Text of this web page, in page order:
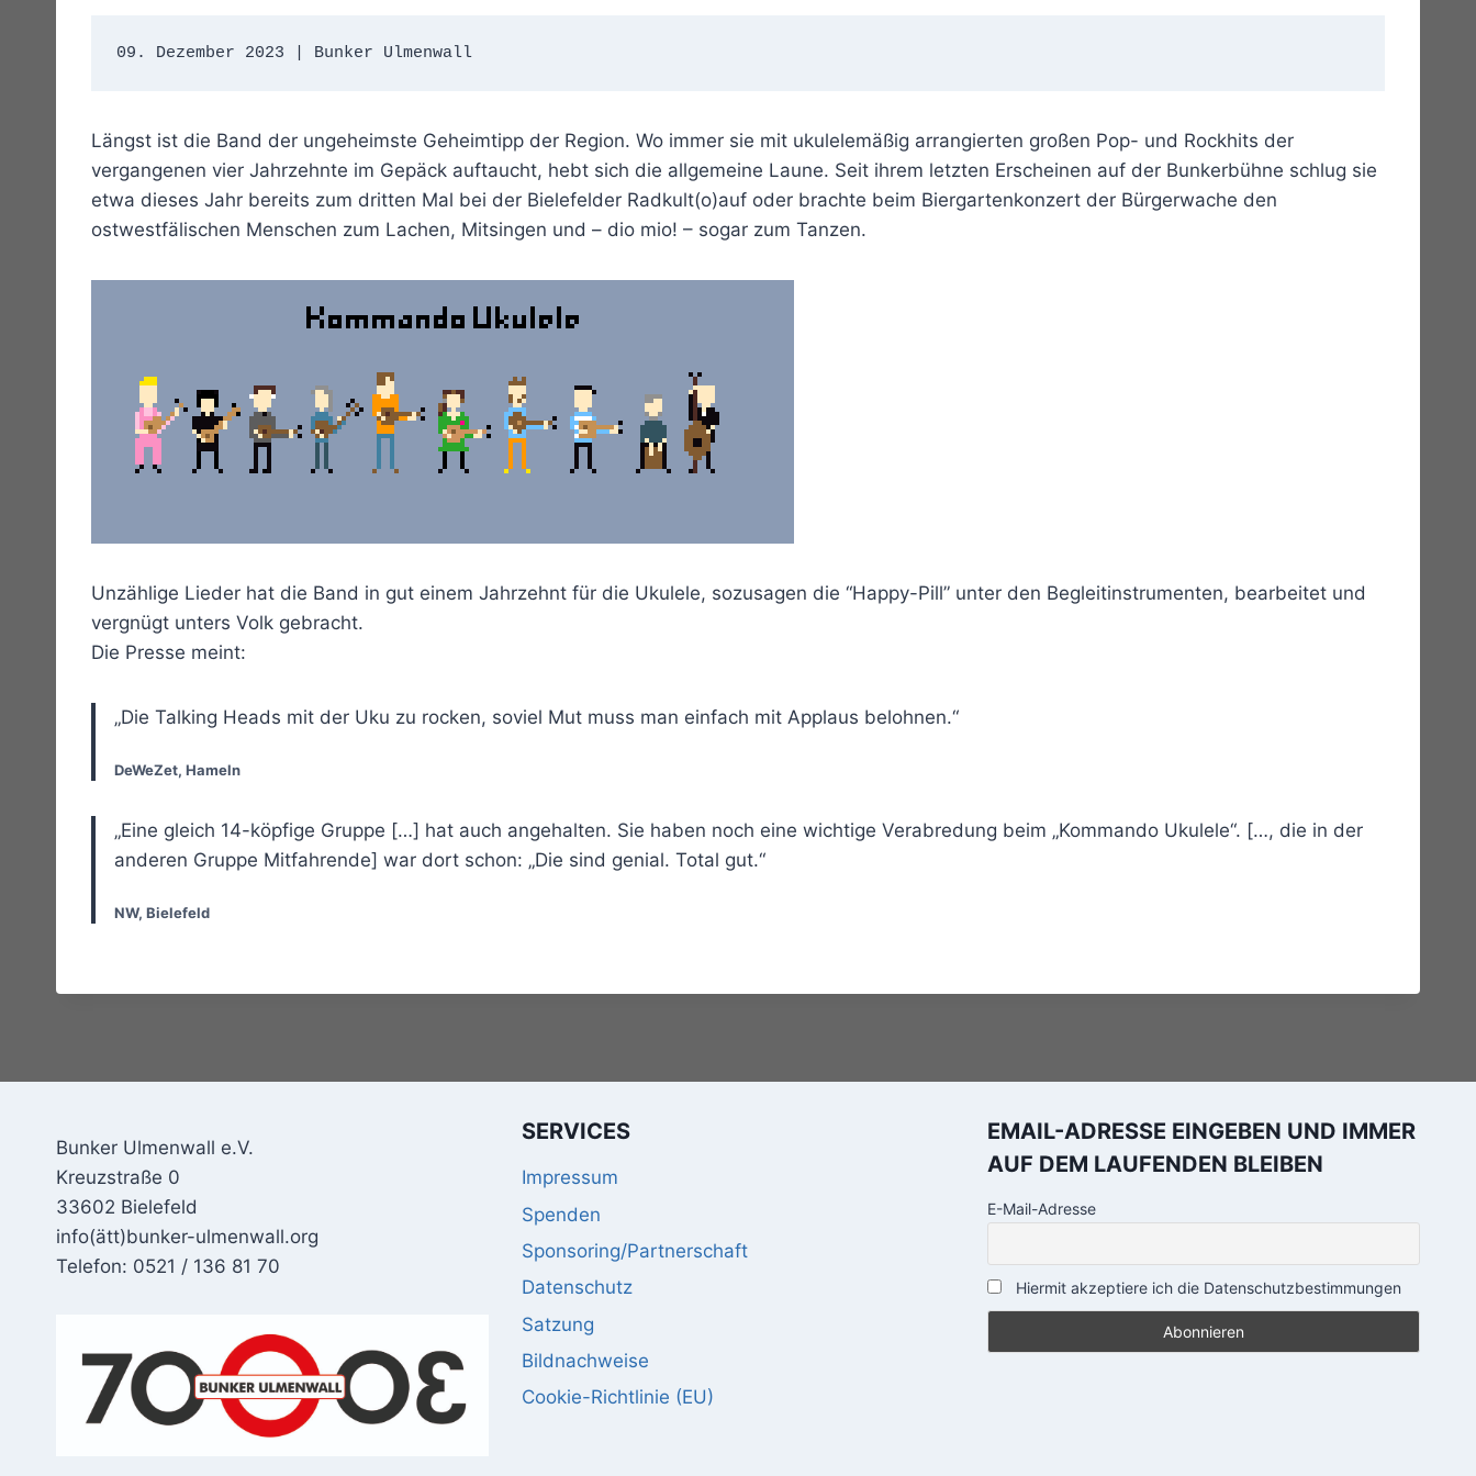
09. Dezember 2023 | Bunker Ulmenwall
Längst ist die Band der ungeheimste Geheimtipp der Region. Wo immer sie mit ukulelemäßig arrangierten großen Pop- und Rockhits der
vergangenen vier Jahrzehnte im Gepäck auftaucht, hebt sich die allgemeine Laune. Seit ihrem letzten Erscheinen auf der Bunkerbühne schlug sie
etwa dieses Jahr bereits zum dritten Mal bei der Bielefelder Radkult(o)auf oder brachte beim Biergartenkonzert der Bürgerwache den
ostwestfälischen Menschen zum Lachen, Mitsingen und – dio mio! – sogar zum Tanzen.
Unzählige Lieder hat die Band in gut einem Jahrzehnt für die Ukulele, sozusagen die “Happy-Pill” unter den Begleitinstrumenten, bearbeitet und
vergnügt unters Volk gebracht.
Die Presse meint:
„Die Talking Heads mit der Uku zu rocken, soviel Mut muss man einfach mit Applaus belohnen.“
DeWeZet, Hameln
„Eine gleich 14-köpfige Gruppe […] hat auch angehalten. Sie haben noch eine wichtige Verabredung beim „Kommando Ukulele“. […, die in der
anderen Gruppe Mitfahrende] war dort schon: „Die sind genial. Total gut.“
NW, Bielefeld
Bunker Ulmenwall e.V.
Kreuzstraße 0
33602 Bielefeld
info(ätt)bunker-ulmenwall.org
Telefon: 0521 / 136 81 70
SERVICES
Impressum
Spenden
Sponsoring/Partnerschaft
Datenschutz
Satzung
Bildnachweise
Cookie-Richtlinie (EU)
EMAIL-ADRESSE EINGEBEN UND IMMER
AUF DEM LAUFENDEN BLEIBEN
E-Mail-Adresse
Hiermit akzeptiere ich die Datenschutzbestimmungen